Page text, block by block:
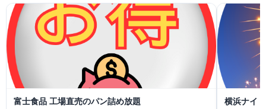
富士食品 工場直売のパン詰め放題 横浜ナイ